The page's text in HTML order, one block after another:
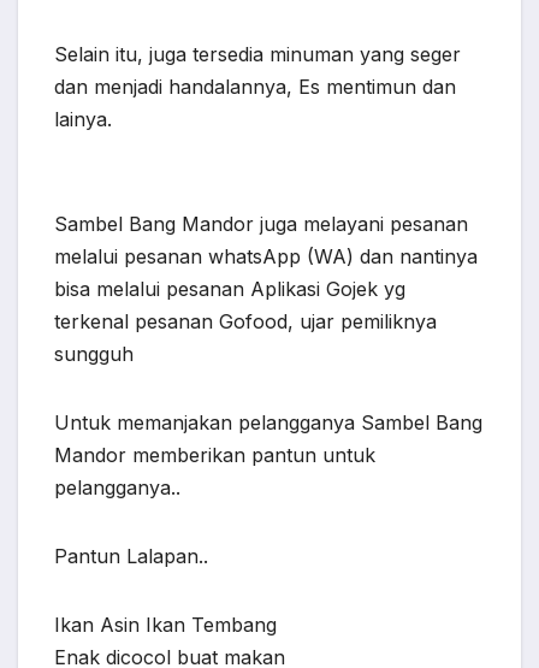
Selain itu, juga tersedia minuman yang seger
dan menjadi handalannya, Es mentimun dan
lainya.
Sambel Bang Mandor juga melayani pesanan
melalui pesanan whatsApp (WA) dan nantinya
bisa melalui pesanan Aplikasi Gojek yg
terkenal pesanan Gofood, ujar pemiliknya
sungguh
Untuk memanjakan pelangganya Sambel Bang
Mandor memberikan pantun untuk
pelangganya..
Pantun Lalapan..
Ikan Asin Ikan Tembang
Enak dicocol buat makan